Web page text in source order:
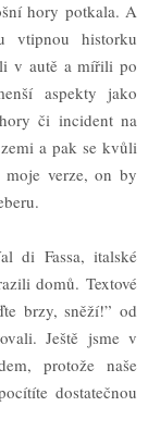
šní hory potkala. A
vtipnou historku
li v autě a mířili po
ší aspekty jako
či incident na
a pak se kvůli
moje verze, on by
di Fassa, italské
domů. Textové
te brzy, sněží!” od
Ještě jsme v
protože naše
dostatečnou